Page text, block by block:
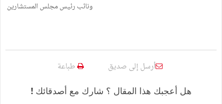
ونائب رئيس مجلس المستشارين
أرسل إلى صديق طباعة
هل أعجبك هذا المقال ؟ شارك مع أصدقائك !